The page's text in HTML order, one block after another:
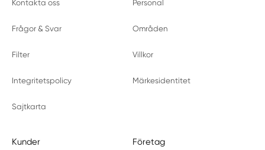
Kontakta oss Personal
Frågor & Svar Områden
Filter Villkor
Integritetspolicy Märkesidentitet
Sajtkarta
Kunder Företag